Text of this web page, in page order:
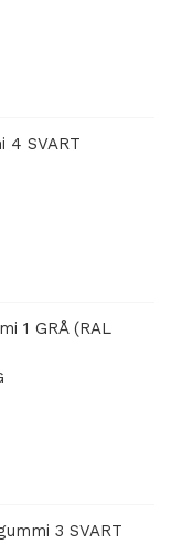
4 SVART
1 GRÅ (RAL
3 SVART